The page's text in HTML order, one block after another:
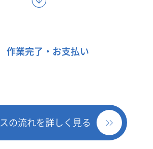
作業完了・お支払い
の流れを詳しく見る